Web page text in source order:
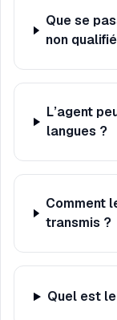
Que se
non
L’agent
langues ?
Comment
transmis ?
Quel est